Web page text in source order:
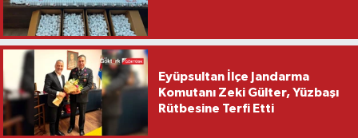
Eyüpsultan İlçe Jandarma
Komutanı Zeki Gülter, Yüzbaşı
Rütbesine Terfi Etti